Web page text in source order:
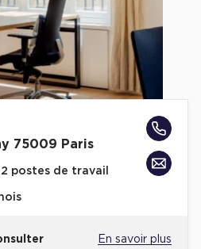
75009 Paris
postes de travail
En savoir plus